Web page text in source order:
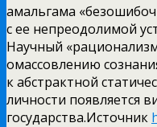
амальгама
с ее непреодолимой
Научный
омассовлению
к абстрактной
личности появляется
государства.Источник